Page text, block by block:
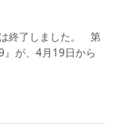
終了しました。 第
が、4月19日から